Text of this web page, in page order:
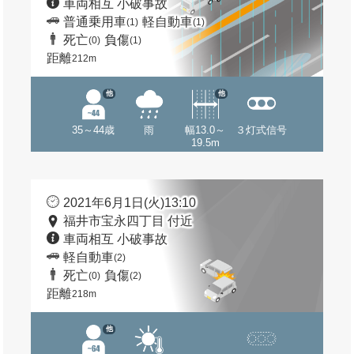
車両相互 小破事故
普通乗用車(1) 軽自動車(1)
死亡(0) 負傷(1)
距離212m
35～44歳
他
雨
幅13.0～
19.5m
他
３灯式信号
2021年6月1日(火)13:10
福井市宝永四丁目 付近
車両相互 小破事故
軽自動車(2)
死亡(0) 負傷(2)
距離218m
他